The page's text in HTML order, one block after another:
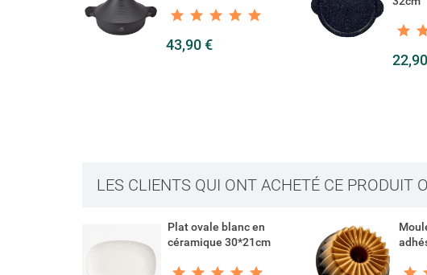
43,90 €
LES CLIENTS QUI ONT ACHETÉ CE PRODUIT
Moule rond strié anti-
adhésif